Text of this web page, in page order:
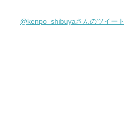
@kenpo_shibuyaさんのツイート